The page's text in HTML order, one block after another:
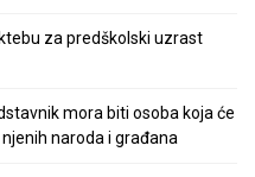
za predškolski uzrast
mora biti osoba koja će
naroda i građana